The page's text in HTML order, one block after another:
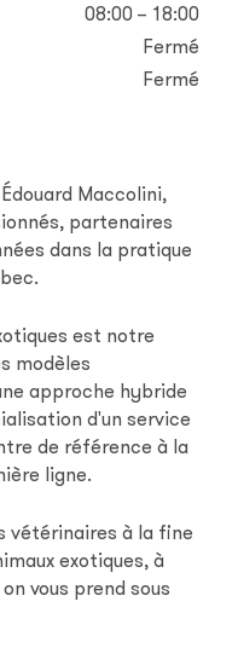
08:00 – 18:00
Fermé
Fermé
Maccolini,
partenaires
dans la pratique
est notre
modèles
approche hybride
d'un service
de référence à la
ligne.
vétérinaires à la fine
exotiques, à
vous prend sous